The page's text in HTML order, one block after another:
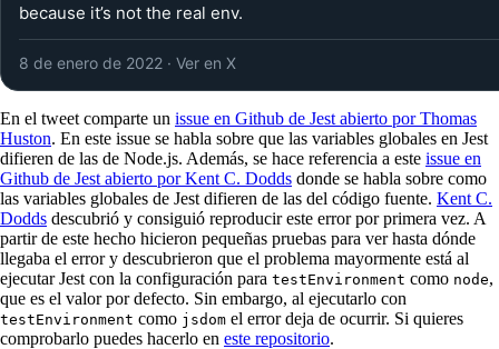
because it’s not the real env.
8 de enero de 2022 · Ver en X
En el tweet comparte un issue en Github de Jest abierto por Thomas
Huston. En este issue se habla sobre que las variables globales en Jest
difieren de las de Node.js. Además, se hace referencia a este issue en
Github de Jest abierto por Kent C. Dodds donde se habla sobre como
las variables globales de Jest difieren de las del código fuente. Kent C.
Dodds descubrió y consiguió reproducir este error por primera vez. A
partir de este hecho hicieron pequeñas pruebas para ver hasta dónde
llegaba el error y descubrieron que el problema mayormente está al
ejecutar Jest con la configuración para testEnvironment como node,
que es el valor por defecto. Sin embargo, al ejecutarlo con
testEnvironment como jsdom el error deja de ocurrir. Si quieres
comprobarlo puedes hacerlo en este repositorio.